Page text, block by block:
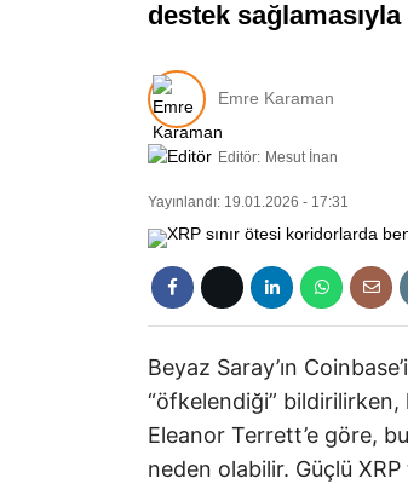
destek sağlamasıyla
Emre Karaman
Editör: Mesut İnan
Yayınlandı: 19.01.2026 - 17:31
Beyaz Saray’ın
“öfkelendiği” bildirilirken,
Eleanor Terrett’e göre,
neden olabilir. Güçlü